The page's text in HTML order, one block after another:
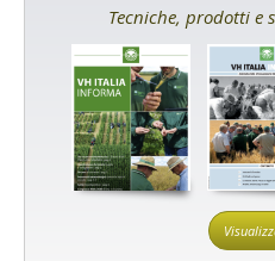
Tecniche, prodotti e